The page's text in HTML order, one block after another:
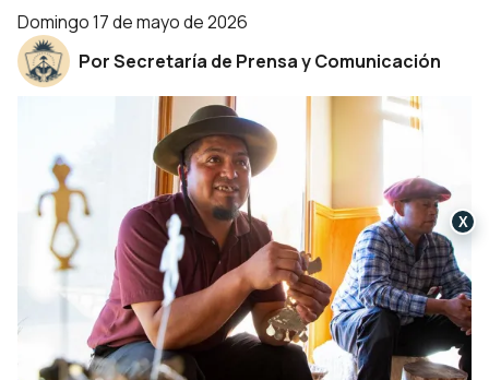
domingo 17 de mayo de 2026
Por Secretaría de Prensa y Comunicación
X